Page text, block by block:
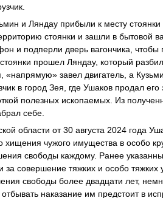
и Ляндау прибыли к месту
стоянки и зашли в бытовой
и подперли дверь вагончика,
прошел Ляндау, который
завел двигатель, а
в город Зея, где Ушаков продал
полезных ископаемых. Из
себе.
области от 30 августа 2024 года
чужого имущества в особо
свободы каждому. Ранее
за совершение тяжких и особо
свободы более двадцати лет,
наказание им предстоит в